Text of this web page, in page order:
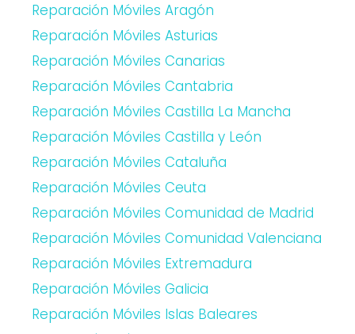
Reparación Móviles Aragón
Reparación Móviles Asturias
Reparación Móviles Canarias
Reparación Móviles Cantabria
Reparación Móviles Castilla La Mancha
Reparación Móviles Castilla y León
Reparación Móviles Cataluña
Reparación Móviles Ceuta
Reparación Móviles Comunidad de Madrid
Reparación Móviles Comunidad Valenciana
Reparación Móviles Extremadura
Reparación Móviles Galicia
Reparación Móviles Islas Baleares